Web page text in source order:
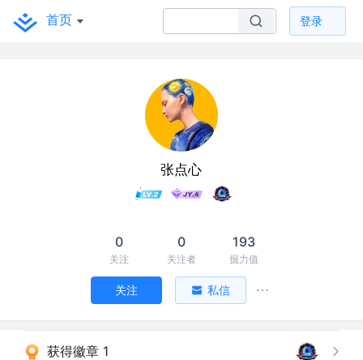
首页 登录
张点心
0
关注
0
关注者
193
掘力值
关注 私信
获得徽章 1